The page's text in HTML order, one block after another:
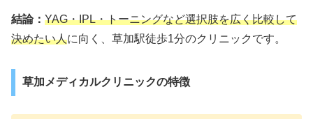
結論： YAG・IPL・トーニングなど選択肢を広く比較して
決めたい人に向く、草加駅徒歩1分のクリニックです。
草加メディカルクリニックの特徴